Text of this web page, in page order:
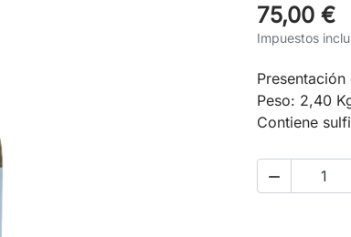
75,00 €
Impuestos
Peso: 2,40
Contiene
